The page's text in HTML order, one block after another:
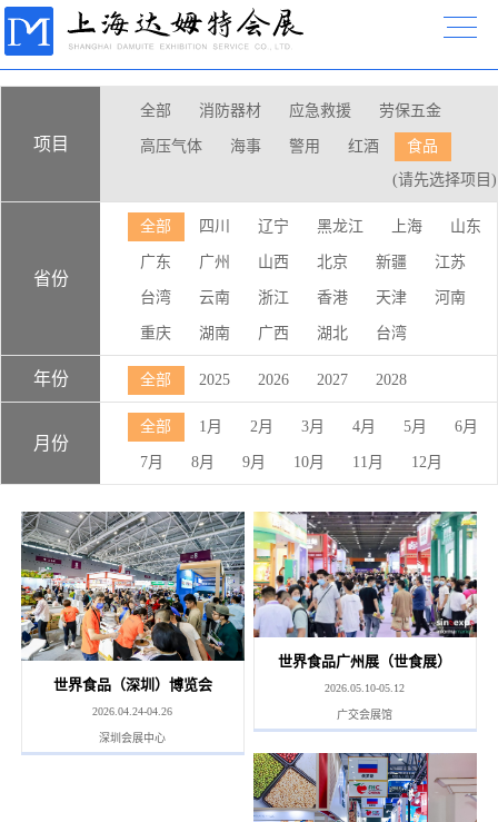
项目
全部 消防器材 应急救援 劳保五金
高压气体 海事 警用 红酒
食品
(请先选择项目)
省份
全部 四川 辽宁 黑龙江 上海 山东
广东 广州 山西 北京 新疆 江苏
台湾 云南 浙江 香港 天津 河南
重庆 湖南 广西 湖北 台湾
年份 全部 2025 2026 2027 2028
月份
全部 1月 2月 3月 4月 5月 6月
7月 8月 9月 10月 11月 12月
世界食品（深圳）博览会
2026.04.24-04.26
深圳会展中心
世界食品广州展（世食展）
2026.05.10-05.12
广交会展馆